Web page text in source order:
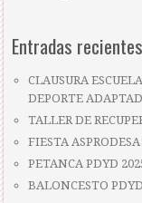
Entradas recientes
CLAUSURA
DEPORTE
TALLER DE
FIESTA
PETANCA PDYD
BALONCESTO